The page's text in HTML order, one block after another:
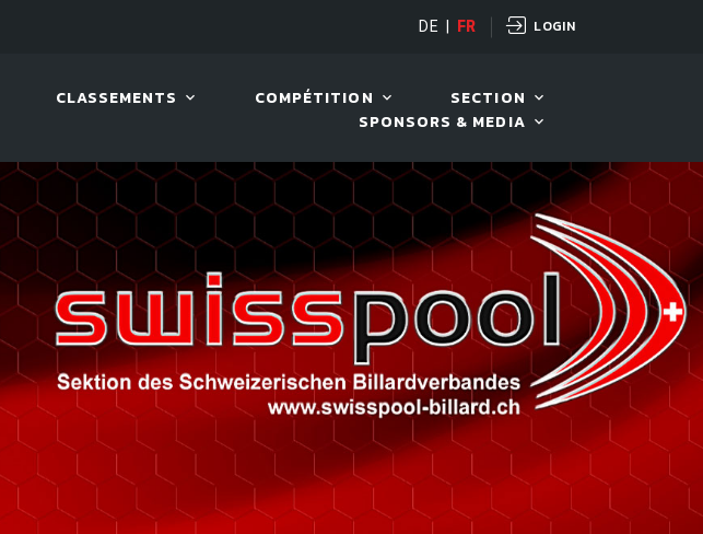
11 AOÛT. 2026, 19:30
DE FR LOGIN
CLASSEMENTS COMPÉTITION
SECTION
SPONSORS & MEDIA